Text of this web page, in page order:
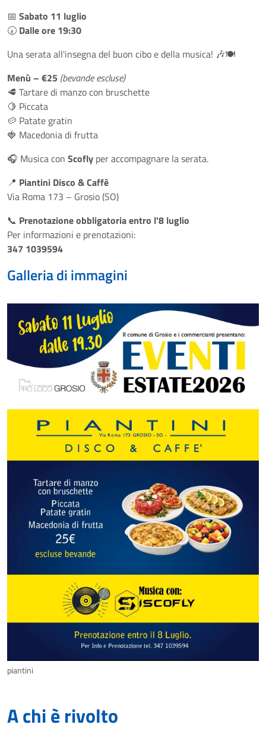
📅 Sabato 11 luglio
🕢 Dalle ore 19:30
Una serata all'insegna del buon cibo e della musica! 🎶🍽️
Menù – €25 (bevande escluse)
🥩 Tartare di manzo con bruschette
🍋 Piccata
🥔 Patate gratin
🍓 Macedonia di frutta
🎧 Musica con Scofly per accompagnare la serata.
📍 Piantini Disco & Caffè
Via Roma 173 – Grosio (SO)
📞 Prenotazione obbligatoria entro l'8 luglio
Per informazioni e prenotazioni:
347 1039594
Galleria di immagini
piantini
A chi è rivolto